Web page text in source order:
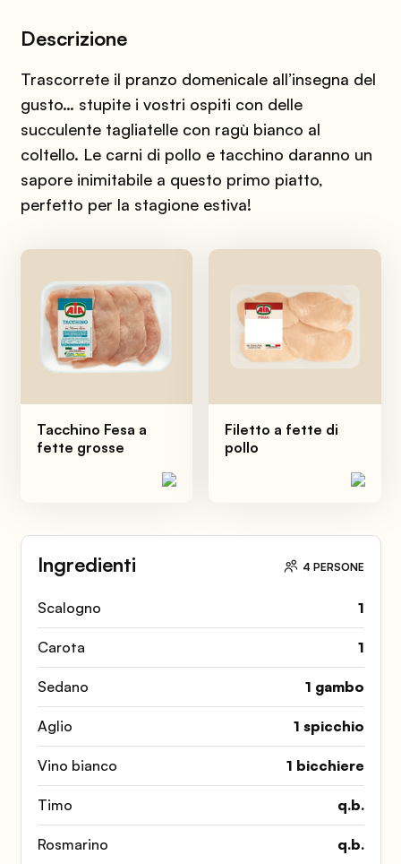
Ingredienti 4 PERSONE
Scalogno 1
Carota 1
Sedano 1 gambo
Aglio 1 spicchio
Vino bianco 1 bicchiere
Timo q.b.
Rosmarino q.b.
Descrizione
Trascorrete il pranzo domenicale all’insegna del
gusto… stupite i vostri ospiti con delle
succulente tagliatelle con ragù bianco al
coltello. Le carni di pollo e tacchino daranno un
sapore inimitabile a questo primo piatto,
perfetto per la stagione estiva!
Tacchino Fesa a
fette grosse
Filetto a fette di
pollo